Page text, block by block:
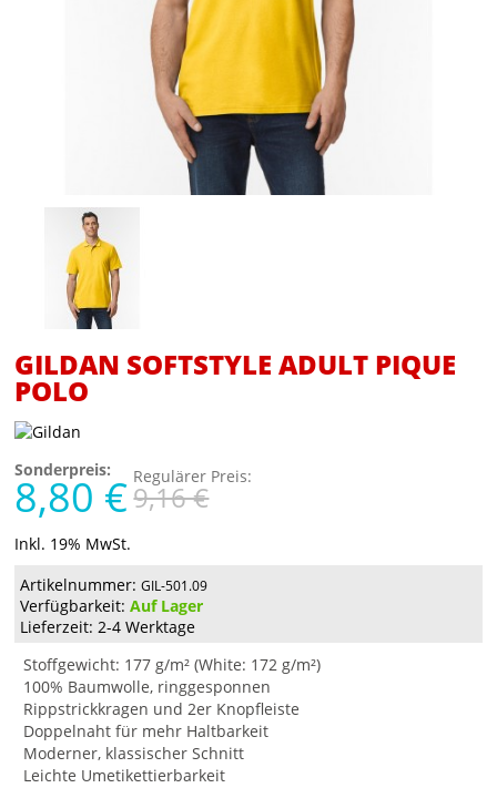
GILDAN SOFTSTYLE ADULT PIQUE
POLO
Sonderpreis:
8,80 € Regulärer Preis:
9,16 €
Inkl. 19% MwSt.
Artikelnummer: GIL-501.09
Verfügbarkeit:Auf Lager
Lieferzeit: 2-4 Werktage
Stoffgewicht: 177 g/m² (White: 172 g/m²)
100% Baumwolle, ringgesponnen
Rippstrickkragen und 2er Knopfleiste
Doppelnaht für mehr Haltbarkeit
Moderner, klassischer Schnitt
Leichte Umetikettierbarkeit